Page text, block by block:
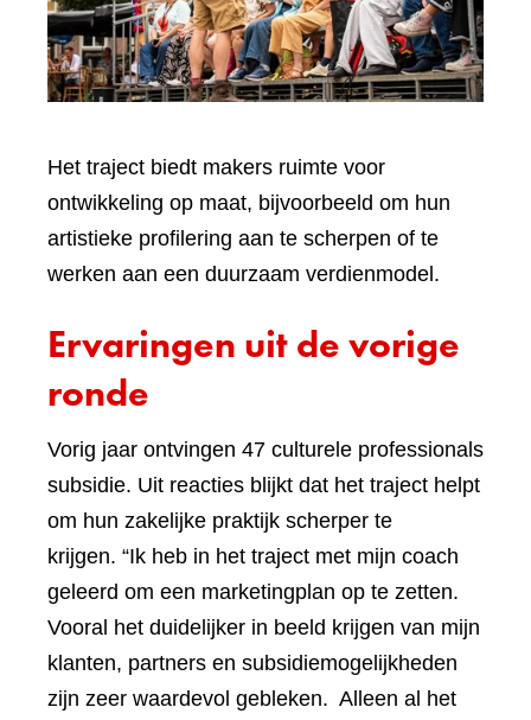
Het traject biedt makers ruimte voor
ontwikkeling op maat, bijvoorbeeld om hun
artistieke profilering aan te scherpen of te
werken aan een duurzaam verdienmodel.
Ervaringen uit de vorige
ronde
Vorig jaar ontvingen 47 culturele professionals
subsidie. Uit reacties blijkt dat het traject helpt
om hun zakelijke praktijk scherper te
krijgen. “Ik heb in het traject met mijn coach
geleerd om een marketingplan op te zetten.
Vooral het duidelijker in beeld krijgen van mijn
klanten, partners en subsidiemogelijkheden
zijn zeer waardevol gebleken. Alleen al het